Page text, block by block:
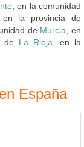
, en la comunidad
en la provincia de
de Murcia , en
de La Rioja , en la
España